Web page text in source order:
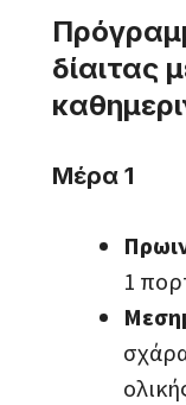
δίαιτας
Μέρα 1
1